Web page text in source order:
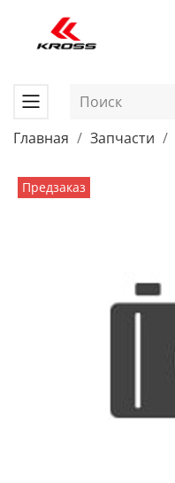
Главная Запчасти
Предзаказ